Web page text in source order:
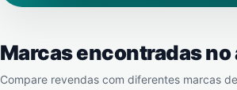
Marcas encontradas no
Compare revendas com diferentes marcas